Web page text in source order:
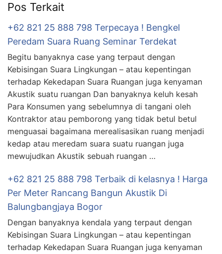
Pos Terkait
+62 821 25 888 798 Terpecaya ! Bengkel
Peredam Suara Ruang Seminar Terdekat
Begitu banyaknya case yang terpaut dengan
Kebisingan Suara Lingkungan – atau kepentingan
terhadap Kekedapan Suara Ruangan juga kenyaman
Akustik suatu ruangan Dan banyaknya keluh kesah
Para Konsumen yang sebelumnya di tangani oleh
Kontraktor atau pemborong yang tidak betul betul
menguasai bagaimana merealisasikan ruang menjadi
kedap atau meredam suara suatu ruangan juga
mewujudkan Akustik sebuah ruangan …
+62 821 25 888 798 Terbaik di kelasnya ! Harga
Per Meter Rancang Bangun Akustik Di
Balungbangjaya Bogor
Dengan banyaknya kendala yang terpaut dengan
Kebisingan Suara Lingkungan – atau kepentingan
terhadap Kekedapan Suara Ruangan juga kenyaman